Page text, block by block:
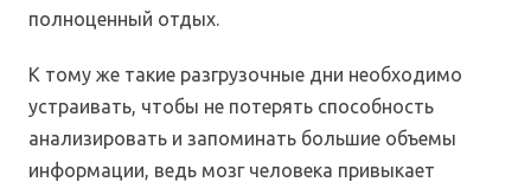
полноценный отдых.
К тому же такие разгрузочные дни необходимо
устраивать, чтобы не потерять способность
анализировать и запоминать большие объемы
информации, ведь мозг человека привыкает